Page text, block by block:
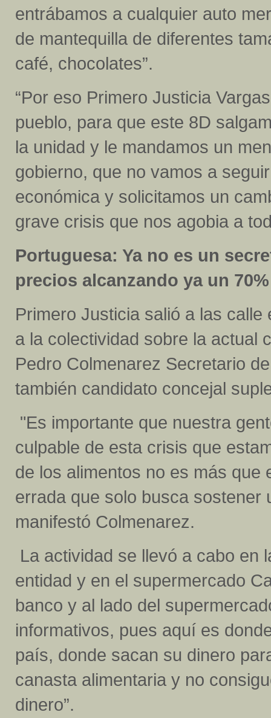
entrábamos a cualquier auto
de mantequilla de diferentes
café, chocolates”.
“Por eso Primero Justicia
pueblo, para que este 8D
la unidad y le mandamos un
gobierno, que no vamos a
económica y solicitamos un
grave crisis que nos agobia a
Portuguesa: Ya no es un
precios alcanzando ya un
Primero Justicia salió a las
a la colectividad sobre la actual
Pedro Colmenarez Secretario
también candidato concejal
"Es importante que nuestra
culpable de esta crisis que
de los alimentos no es más que
errada que solo busca sostener
manifestó Colmenarez.
La actividad se llevó a cabo en
entidad y en el supermercado
banco y al lado del
informativos, pues aquí es
país, donde sacan su dinero
canasta alimentaria y no
dinero”.